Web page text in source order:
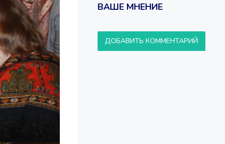
ВАШЕ МНЕНИЕ
ДОБАВИТЬ КОММЕНТАРИЙ